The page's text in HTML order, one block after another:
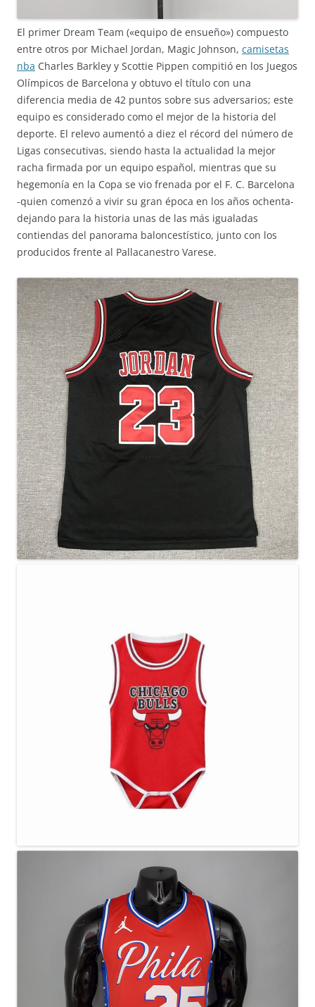
El primer Dream Team («equipo de ensueño») compuesto
entre otros por Michael Jordan, Magic Johnson, camisetas
nba Charles Barkley y Scottie Pippen compitió en los Juegos
Olímpicos de Barcelona y obtuvo el título con una
diferencia media de 42 puntos sobre sus adversarios; este
equipo es considerado como el mejor de la historia del
deporte. El relevo aumentó a diez el récord del número de
Ligas consecutivas, siendo hasta la actualidad la mejor
racha firmada por un equipo español, mientras que su
hegemonía en la Copa se vio frenada por el F. C. Barcelona
-quien comenzó a vivir su gran época en los años ochenta-
dejando para la historia unas de las más igualadas
contiendas del panorama baloncestístico, junto con los
producidos frente al Pallacanestro Varese.